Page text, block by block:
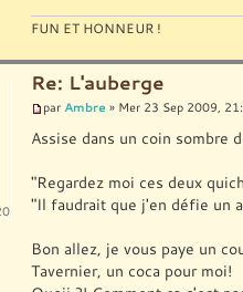
FUN ET HONNEUR !
Re: L'auberge
par Ambre » Mer 23 Sep 2009,
Assise dans un coin sombre
"Regardez moi ces deux
"Il faudrait que j'en défie un
Bon allez, je vous paye un
Tavernier, un coca pour moi!